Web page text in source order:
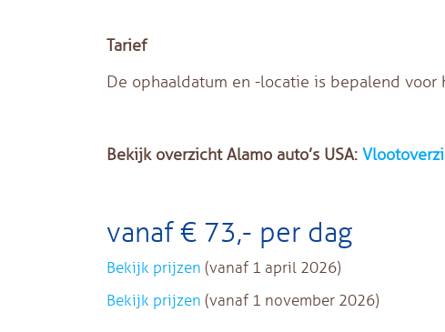
Tarief
De ophaaldatum en -locatie is bepalend voor
Bekijk overzicht Alamo auto’s USA:
vanaf € 73,- per dag
Bekijk prijzen (vanaf 1 april 2026)
Bekijk prijzen (vanaf 1 november 2026)